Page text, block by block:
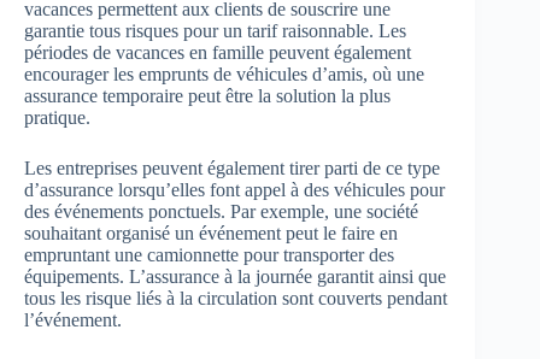
vacances permettent aux clients de souscrire une
garantie tous risques pour un tarif raisonnable. Les
périodes de vacances en famille peuvent également
encourager les emprunts de véhicules d’amis, où une
assurance temporaire peut être la solution la plus
pratique.
Les entreprises peuvent également tirer parti de ce type
d’assurance lorsqu’elles font appel à des véhicules pour
des événements ponctuels. Par exemple, une société
souhaitant organisé un événement peut le faire en
empruntant une camionnette pour transporter des
équipements. L’assurance à la journée garantit ainsi que
tous les risque liés à la circulation sont couverts pendant
l’événement.